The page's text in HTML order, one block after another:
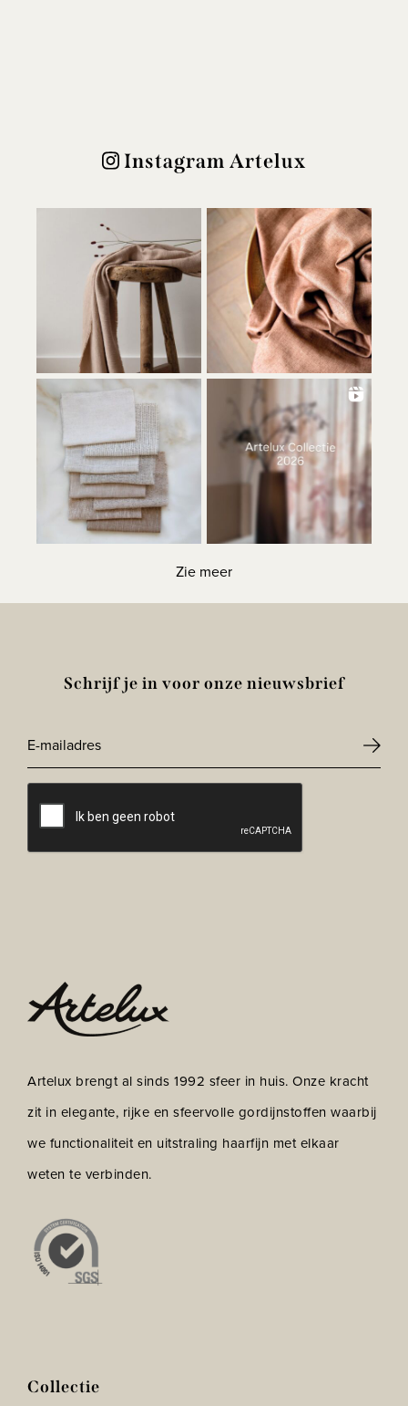
Instagram Artelux
Zie meer
Schrijf je in voor onze nieuwsbrief
mailadres
Artelux brengt al sinds 1992 sfeer in huis. Onze kracht
zit in elegante, rijke en sfeervolle gordijnstoffen waarbij
we functionaliteit en uitstraling haarfijn met elkaar
weten te verbinden.
Collectie